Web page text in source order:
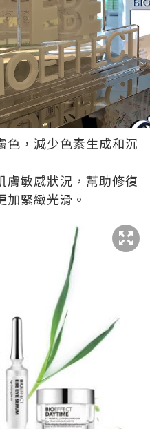
色，減少色素生成和沉
膚敏感狀況，幫助修復
緊緻光滑。